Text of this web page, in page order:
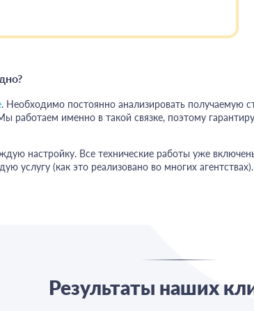
. Необходимо постоянно анализировать получаемую
работаем именно в такой связке, поэтому
настройку. Все технические работы уже
услугу (как это реализовано во многих агентствах).
Результаты наших